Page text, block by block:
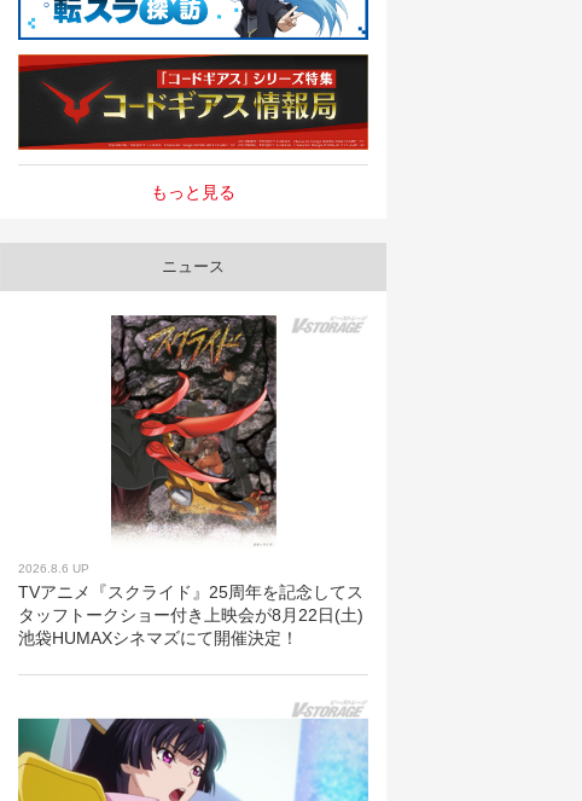
もっと見る
ニュース
2026.8.6 UP
TVアニメ『スクライド』25周年を記念してス
タッフトークショー付き上映会が8月22日(土)
池袋HUMAXシネマズにて開催決定！